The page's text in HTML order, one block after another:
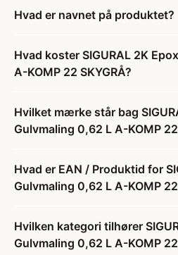
Hvad er navnet på produktet?
Hvad koster SIGURAL 2K
A-KOMP 22 SKYGRÅ?
Hvilket mærke står bag
Gulvmaling 0,62 L A-KOMP 22
Hvad er EAN / Produktid for
Gulvmaling 0,62 L A-KOMP 22
Hvilken kategori tilhører
Gulvmaling 0,62 L A-KOMP 22